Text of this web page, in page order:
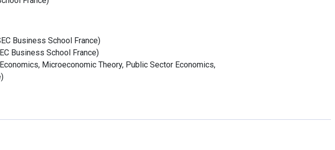
Business School France)
Business School France)
Microeconomic Theory, Public Sector Economics,
)